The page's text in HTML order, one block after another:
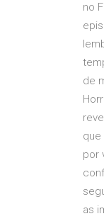
no
de
que
por
as